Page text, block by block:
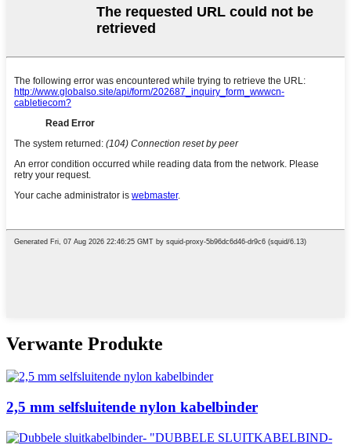
Verwante Produkte
2,5 mm selfsluitende nylon kabelbinder